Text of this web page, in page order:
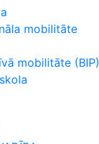
mobilitāte
mobilitāte (BIP)